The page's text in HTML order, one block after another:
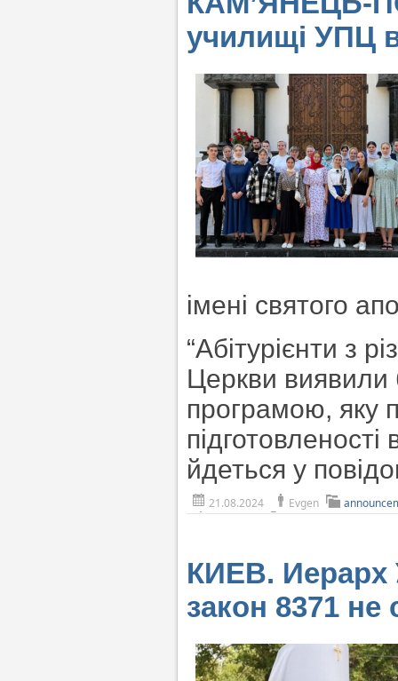
училищі УПЦ
імені святого
“Абітурієнти з
Церкви виявили
програмою, яку
йдеться у
21.08.2024 Evgen
КИЕВ.
закон 8371 не